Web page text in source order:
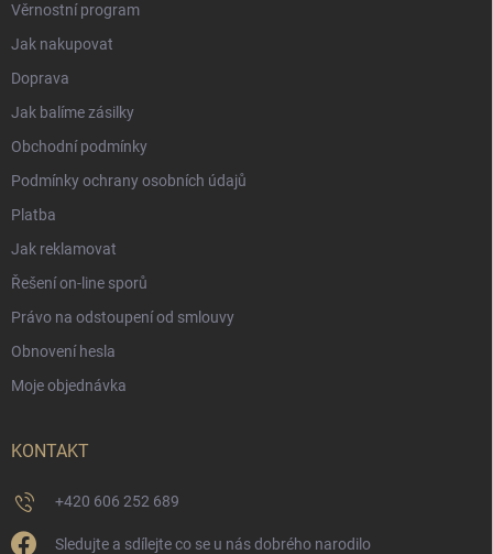
Věrnostní program
Jak nakupovat
Doprava
Jak balíme zásilky
Obchodní podmínky
Podmínky ochrany osobních údajů
Platba
Jak reklamovat
Řešení on-line sporů
Právo na odstoupení od smlouvy
Obnovení hesla
Moje objednávka
KONTAKT
+420 606 252 689
Sledujte a sdílejte co se u nás dobrého narodilo